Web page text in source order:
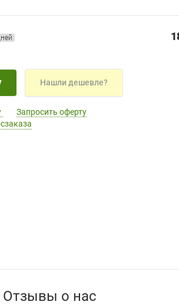
Нашли дешевле?
Запросить оферту
Отзывы о нас